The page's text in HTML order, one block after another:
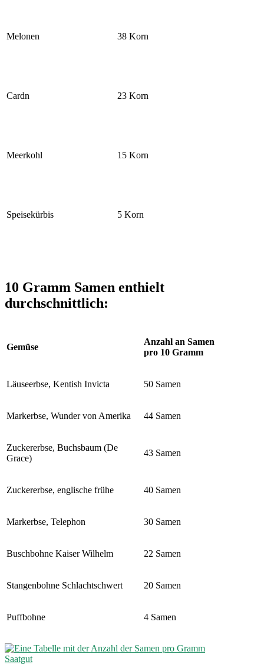
Melonen 38 Korn
Cardn 23 Korn
Meerkohl 15 Korn
Speisekürbis 5 Korn
10 Gramm Samen enthielt
durchschnittlich:
Gemüse
Anzahl an Samen
pro 10 Gramm
Läuseerbse, Kentish Invicta 50 Samen
Markerbse, Wunder von Amerika 44 Samen
Zuckererbse, Buchsbaum (De
Grace)
43 Samen
Zuckererbse, englische frühe 40 Samen
Markerbse, Telephon 30 Samen
Buschbohne Kaiser Wilhelm 22 Samen
Stangenbohne Schlachtschwert 20 Samen
Puffbohne 4 Samen